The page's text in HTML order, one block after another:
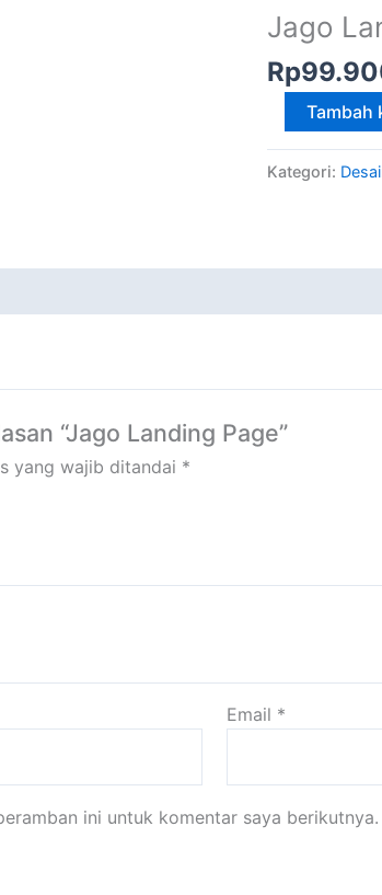
Jago
Rp
Page
Tambah
Kategori:
“Jago Landing Page”
yang wajib ditandai *
Email *
ini untuk komentar saya berikutnya.